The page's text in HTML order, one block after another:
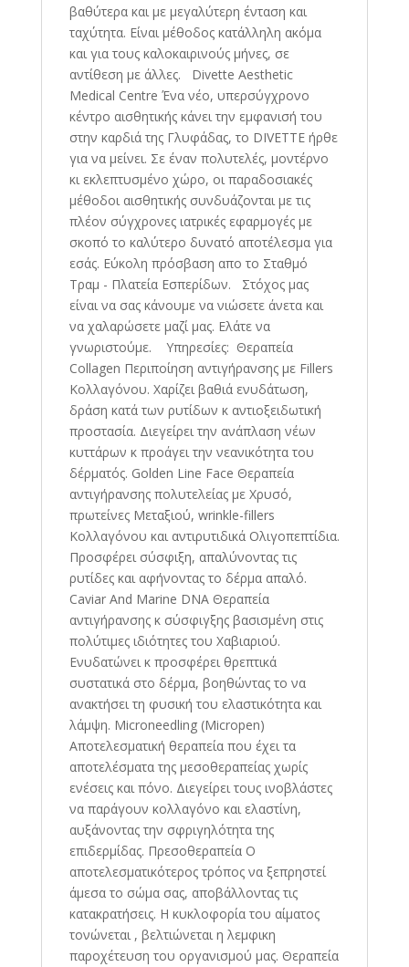
βαθύτερα και με μεγαλύτερη ένταση και
ταχύτητα. Είναι μέθοδος κατάλληλη ακόμα
και για τους καλοκαιρινούς μήνες, σε
αντίθεση με άλλες. Divette Aesthetic
Medical Centre Ένα νέο, υπερσύγχρονο
κέντρο αισθητικής κάνει την εμφανισή του
στην καρδιά της Γλυφάδας, το DIVETTE ήρθε
για να μείνει. Σε έναν πολυτελές, μοντέρνο
κι εκλεπτυσμένο χώρο, οι παραδοσιακές
μέθοδοι αισθητικής συνδυάζονται με τις
πλέον σύγχρονες ιατρικές εφαρμογές με
σκοπό το καλύτερο δυνατό αποτέλεσμα για
εσάς. Εύκολη πρόσβαση απο το Σταθμό
Τραμ - Πλατεία Εσπερίδων. Στόχος μας
είναι να σας κάνουμε να νιώσετε άνετα και
να χαλαρώσετε μαζί μας. Ελάτε να
γνωριστούμε. Υπηρεσίες: Θεραπεία
Collagen Περιποίηση αντιγήρανσης με Fillers
Κολλαγόνου. Χαρίζει βαθιά ενυδάτωση,
δράση κατά των ρυτίδων κ αντιοξειδωτική
προστασία. Διεγείρει την ανάπλαση νέων
κυττάρων κ προάγει την νεανικότητα του
δέρματός. Golden Line Face Θεραπεία
αντιγήρανσης πολυτελείας με Χρυσό,
πρωτείνες Μεταξιού, wrinkle-fillers
Κολλαγόνου και αντιρυτιδικά Ολιγοπεπτίδια.
Προσφέρει σύσφιξη, απαλύνοντας τις
ρυτίδες και αφήνοντας το δέρμα απαλό.
Caviar And Marine DNA Θεραπεία
αντιγήρανσης κ σύσφιγξης βασισμένη στις
πολύτιμες ιδιότητες του Χαβιαριού.
Ενυδατώνει κ προσφέρει θρεπτικά
συστατικά στο δέρμα, βοηθώντας το να
ανακτήσει τη φυσική του ελαστικότητα και
λάμψη. Microneedling (Micropen)
Αποτελεσματική θεραπεία που έχει τα
αποτελέσματα της μεσοθεραπείας χωρίς
ενέσεις και πόνο. Διεγείρει τους ινοβλάστες
να παράγουν κολλαγόνο και ελαστίνη,
αυξάνοντας την σφριγηλότητα της
επιδερμίδας. Πρεσοθεραπεία Ο
αποτελεσματικότερος τρόπος να ξεπρηστεί
άμεσα το σώμα σας, αποβάλλοντας τις
κατακρατήσεις. Η κυκλοφορία του αίματος
τονώνεται , βελτιώνεται η λεμφικη
παροχέτευση του οργανισμού μας. Θεραπεία